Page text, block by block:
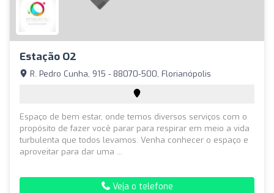
Estação O2
R. Pedro Cunha, 915 - 88070-500, Florianópolis
Espaço de bem estar, onde temos diversos serviços com o
propósito de fazer você parar para respirar em meio a vida
turbulenta que todos levamos. Venha conhecer o espaço e
aproveitar para dar uma ...
Veja o telefone